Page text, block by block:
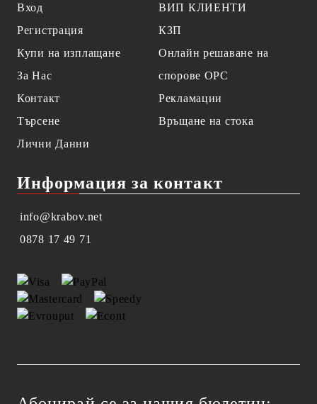
Вход
Регистрация
Купи на изплащане
За Нас
Контакт
Търсене
Лични Данни
ВИП КЛИЕНТИ
КЗП
Онлайн решаване на
спорове OPC
Рекламации
Връщане на стока
Информация за контакт
info@krabov.net
0878 17 49 71